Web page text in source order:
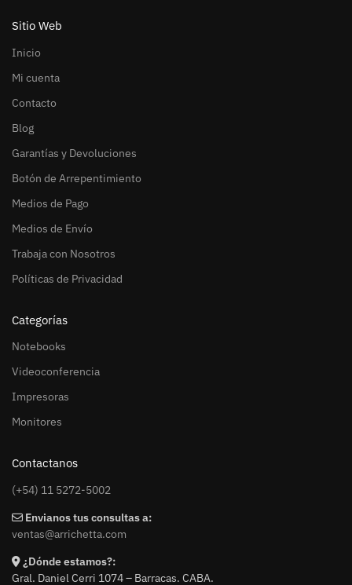
Sitio Web
Inicio
Mi cuenta
Contacto
Blog
Garantías y Devoluciones
Botón de Arrepentimiento
Medios de Pago
Medios de Envío
Trabaja con Nosotros
Políticas de Privacidad
Categorías
Notebooks
Videoconferencia
Impresoras
Monitores
Contactanos
(+54) 11 5272-5002
Envianos tus consultas a:
ventas@arrichetta.com
¿Dónde estamos?:
Gral. Daniel Cerri 1074 – Barracas. CABA.